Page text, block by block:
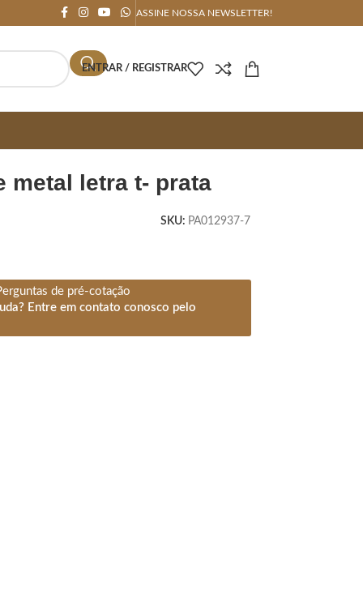
ASSINE NOSSA NEWSLETTER!
ENTRAR / REGISTRAR
metal letra t- prata
SKU: PA012937-7
de pré-cotação
Entre em contato conosco pelo